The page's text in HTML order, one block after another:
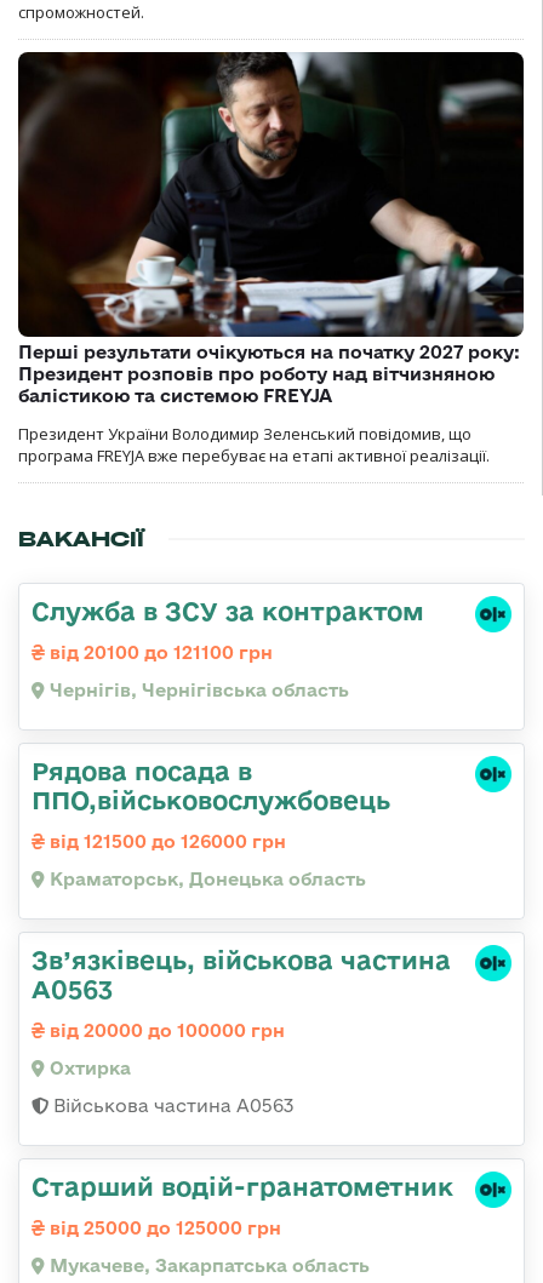
спроможностей.
Перші результати очікуються на початку 2027 року:
Президент розповів про роботу над вітчизняною
балістикою та системою FREYJA
Президент України Володимир Зеленський повідомив, що
програма FREYJA вже перебуває на етапі активної реалізації.
ВАКАНСІЇ
Служба в ЗСУ за контрактом
від 20100 до 121100 грн
Чернігів, Чернігівська область
Рядова посада в
ППО,військовослужбовець
від 121500 до 126000 грн
Краматорськ, Донецька область
Зв’язківець, військова частина
А0563
від 20000 до 100000 грн
Охтирка
Військова частина А0563
Старший водій-гранатометник
від 25000 до 125000 грн
Мукачеве, Закарпатська область